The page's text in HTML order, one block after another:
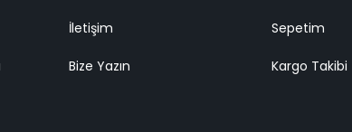
İletişim
Bize Yazın
Sepetim
Kargo Takibi